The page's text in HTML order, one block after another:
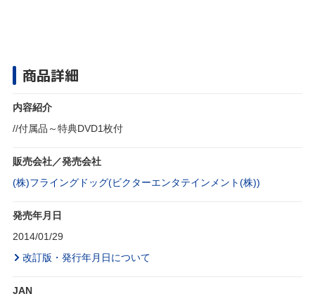
商品詳細
内容紹介
//付属品～特典DVD1枚付
販売会社／発売会社
(株)フライングドッグ(ビクターエンタテインメント(株))
発売年月日
2014/01/29
改訂版・発行年月日について
JAN